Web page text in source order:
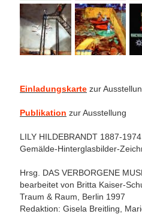
Einladungskarte zur
Publikation zur Ausstellung
LILY HILDEBRANDT 1887-1974
Gemälde-Hinterglasbilder-
Hrsg. DAS VERBORGENE
bearbeitet von Britta Kaiser-
Traum & Raum, Berlin 1997
Redaktion: Gisela Breitling,